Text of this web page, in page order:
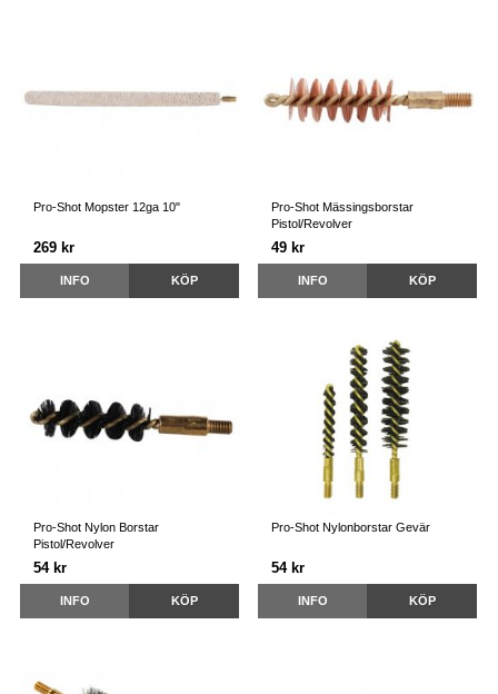
Pro-Shot Mopster 12ga 10"
269 kr
INFO KÖP
Pro-Shot Mässingsborstar
Pistol/Revolver
49 kr
INFO KÖP
Pro-Shot Nylon Borstar
Pistol/Revolver
54 kr
INFO KÖP
Pro-Shot Nylonborstar Gevär
54 kr
INFO KÖP